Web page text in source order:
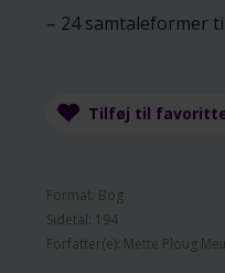
– 24 samtaleformer
Tilføj til
Format: Bog
Sidetal: 194
Forfatter(e): Mette Ploug